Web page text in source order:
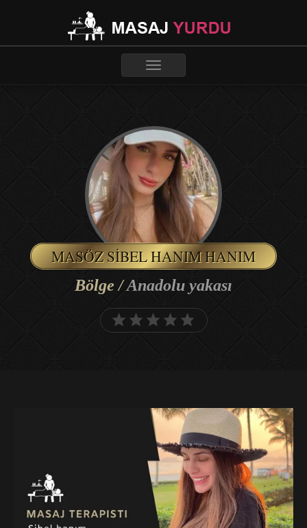
Toggle
MASÖZ SIBEL HANIM HANIM
Bölge /Anadolu yakası